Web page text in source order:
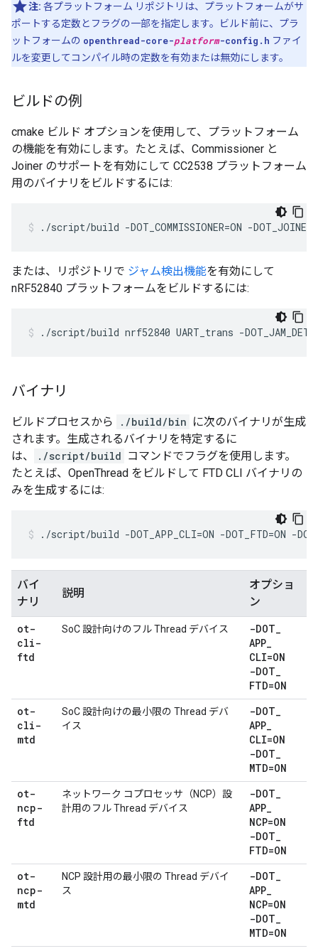
注: 各プラットフォーム リポジトリは、プラットフォームがサ
ポートする定数とフラグの一部を指定します。ビルド前に、プラ
ットフォームの openthread-core-platform-config.h ファイ
ルを変更してコンパイル時の定数を有効または無効にします。
ビルドの例
cmake ビルド オプションを使用して、プラットフォーム
の機能を有効にします。たとえば、Commissioner と
Joiner のサポートを有効にして CC2538 プラットフォーム
用のバイナリをビルドするには:
./script/build -DOT_COMMISSIONER=ON -
または、リポジトリで ジャム検出機能を有効にして
nRF52840 プラットフォームをビルドするには:
./script/build nrf52840 UART_trans -
バイナリ
ビルドプロセスから ./build/bin に次のバイナリが生成
されます。生成されるバイナリを特定するに
は、
./script/build コマンドでフラグを使用します。
たとえば、OpenThread をビルドして FTD CLI バイナリの
みを生成するには:
./script/build -DOT_APP_CLI=ON -DOT_FTD=ON -
バイ
ナリ
説明
オプショ
ン
ot-
cli-
ftd
SoC 設計向けのフル Thread デバイス -DOT_
APP_
CLI=ON
-DOT_
FTD=ON
ot-
cli-
mtd
SoC 設計向けの最小限の Thread デバ
イス
-DOT_
APP_
CLI=ON
-DOT_
MTD=ON
ot-
ncp-
ftd
ネットワーク コプロセッサ（NCP）設
計用のフル Thread デバイス
-DOT_
APP_
NCP=ON
-DOT_
FTD=ON
ot-
ncp-
mtd
NCP 設計用の最小限の Thread デバイ
ス
-DOT_
APP_
NCP=ON
-DOT_
MTD=ON